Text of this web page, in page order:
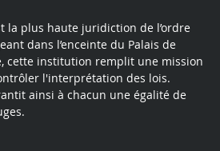
la plus haute juridiction de l’ordre
dans l’enceinte du Palais de
cette institution remplit une mission
l'interprétation des lois.
ainsi à chacun une égalité de